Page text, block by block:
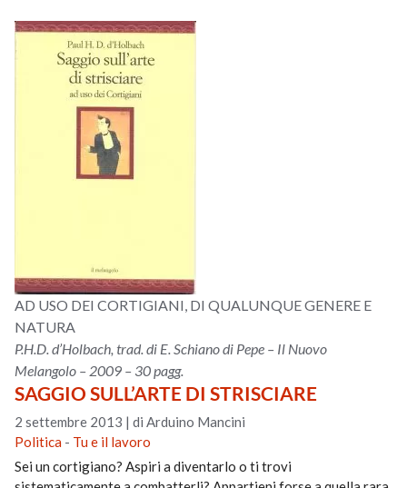
AD USO DEI CORTIGIANI, DI QUALUNQUE GENERE E
NATURA
P.H.D. d’Holbach, trad. di E. Schiano di Pepe – Il Nuovo
Melangolo – 2009 – 30 pagg.
SAGGIO SULL’ARTE DI STRISCIARE
2 settembre 2013 |di Arduino Mancini
Politica - Tu e il lavoro
Sei un cortigiano? Aspiri a diventarlo o ti trovi